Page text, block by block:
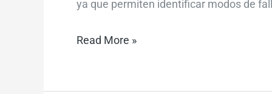
ya que permiten identificar modos de
Read More »